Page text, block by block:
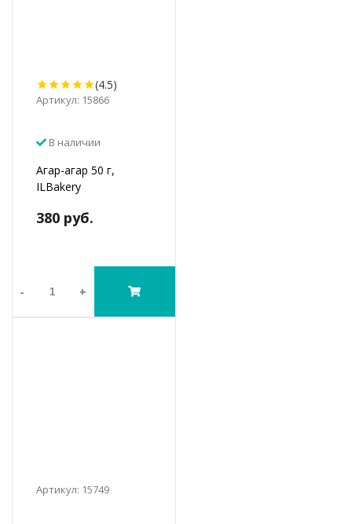
(4.5)
Артикул: 15866
В наличии
Агар-агар 50 г,
ILBakery
380 руб.
- +
Артикул: 15749